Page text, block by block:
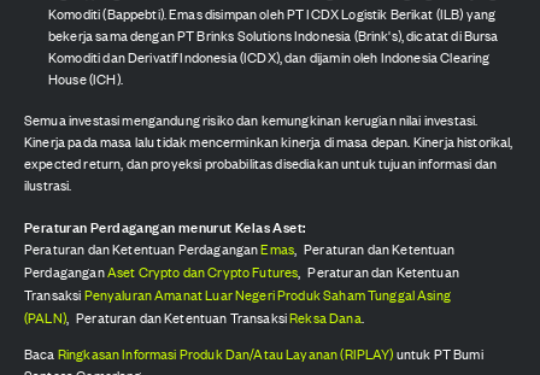
Komoditi (Bappebti). Emas disimpan oleh PT ICDX Logistik Berikat (ILB) yang
bekerja sama dengan PT Brinks Solutions Indonesia (Brink's), dicatat di Bursa
Komoditi dan Derivatif Indonesia (ICDX), dan dijamin oleh Indonesia Clearing
House (ICH).
Semua investasi mengandung risiko dan kemungkinan kerugian nilai investasi.
Kinerja pada masa lalu tidak mencerminkan kinerja di masa depan. Kinerja historikal,
expected return, dan proyeksi probabilitas disediakan untuk tujuan informasi dan
ilustrasi.
Peraturan Perdagangan menurut Kelas Aset:
Peraturan dan Ketentuan PerdaganganEmas, Peraturan dan Ketentuan
PerdaganganAset Crypto dan Crypto Futures, Peraturan dan Ketentuan
TransaksiPenyaluran Amanat Luar Negeri Produk Saham Tunggal Asing
(PALN), Peraturan dan Ketentuan TransaksiReksa Dana.
BacaRingkasan Informasi Produk Dan/Atau Layanan (RIPLAY)untuk PT Bumi